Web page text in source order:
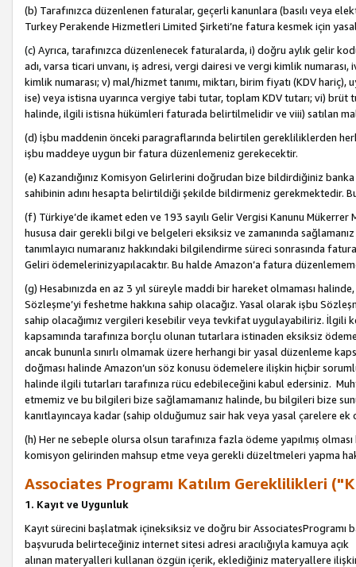
(b) Tarafınızca düzenlenen faturalar, geçerli kanunlara (basılı veya
Turkey Perakende Hizmetleri Limited Şirketi’ne fatura kesmek için
(c) Ayrıca, tarafınızca düzenlenecek faturalarda, i) doğru aylık gelir
adı, varsa ticari unvanı, iş adresi, vergi dairesi ve vergi kimlik
kimlik numarası; v) mal/hizmet tanımı, miktarı, birim fiyatı (KDV
ise) veya istisna uyarınca vergiye tabi tutar, toplam KDV tutarı; vi) brüt
halinde, ilgili istisna hükümleri faturada belirtilmelidir ve viii) satılan
(d) İşbu maddenin önceki paragraflarında belirtilen gerekliliklerden
işbu maddeye uygun bir fatura düzenlemeniz gerekecektir.
(e) Kazandığınız Komisyon Gelirlerini doğrudan bize bildirdiğiniz banka
sahibinin adını hesapta belirtildiği şekilde bildirmeniz gerekmektedir.
(f) Türkiye’de ikamet eden ve 193 sayılı Gelir Vergisi Kanunu
hususa dair gerekli bilgi ve belgeleri eksiksiz ve zamanında
tanımlayıcı numaranız hakkındaki bilgilendirme süreci sonrasında
Geliri ödemelerinizyapılacaktır. Bu halde Amazon’a fatura
(g) Hesabınızda en az 3 yıl süreyle maddi bir hareket olmaması
Sözleşme’yi feshetme hakkına sahip olacağız. Yasal olarak işbu
sahip olacağımız vergileri kesebilir veya tevkifat uygulayabiliriz. İlgili
kapsamında tarafınıza borçlu olunan tutarlara istinaden eksiksiz
ancak bununla sınırlı olmamak üzere herhangi bir yasal düzenleme
doğması halinde Amazon’un söz konusu ödemelere ilişkin hiçbir
halinde ilgili tutarları tarafınıza rücu edebileceğini kabul edersiniz.
etmemiz ve bu bilgileri bize sağlamamanız halinde, bu bilgileri bize
kanıtlayıncaya kadar (sahip olduğumuz sair hak veya yasal çarelere
(h) Her ne sebeple olursa olsun tarafınıza fazla ödeme yapılmış
komisyon gelirinden mahsup etme veya gerekli düzeltmeleri yapma
Associates Programı Katılım Gereklilikleri
1. Kayıt ve Uygunluk
Kayıt sürecini başlatmak içineksiksiz ve doğru bir AssociatesProgramı
başvuruda belirteceğiniz internet sitesi adresi aracılığıyla kamuya
alınan materyalleri kullanan özgün içerik, eklediğiniz materyallere